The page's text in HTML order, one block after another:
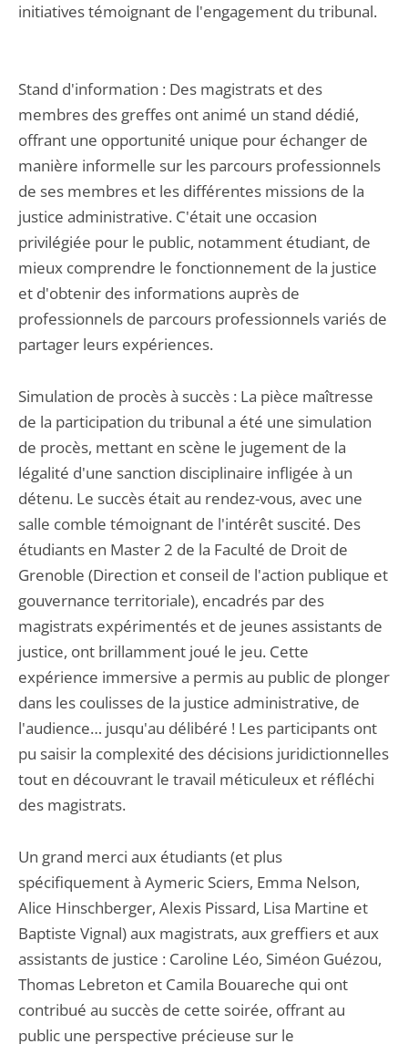
initiatives témoignant de l'engagement du tribunal.
Stand d'information : Des magistrats et des
membres des greffes ont animé un stand dédié,
offrant une opportunité unique pour échanger de
manière informelle sur les parcours professionnels
de ses membres et les différentes missions de la
justice administrative. C'était une occasion
privilégiée pour le public, notamment étudiant, de
mieux comprendre le fonctionnement de la justice
et d'obtenir des informations auprès de
professionnels de parcours professionnels variés de
partager leurs expériences.
Simulation de procès à succès : La pièce maîtresse
de la participation du tribunal a été une simulation
de procès, mettant en scène le jugement de la
légalité d'une sanction disciplinaire infligée à un
détenu. Le succès était au rendez-vous, avec une
salle comble témoignant de l'intérêt suscité. Des
étudiants en Master 2 de la Faculté de Droit de
Grenoble (Direction et conseil de l'action publique et
gouvernance territoriale), encadrés par des
magistrats expérimentés et de jeunes assistants de
justice, ont brillamment joué le jeu. Cette
expérience immersive a permis au public de plonger
dans les coulisses de la justice administrative, de
l'audience… jusqu'au délibéré ! Les participants ont
pu saisir la complexité des décisions juridictionnelles
tout en découvrant le travail méticuleux et réfléchi
des magistrats.
Un grand merci aux étudiants (et plus
spécifiquement à Aymeric Sciers, Emma Nelson,
Alice Hinschberger, Alexis Pissard, Lisa Martine et
Baptiste Vignal) aux magistrats, aux greffiers et aux
assistants de justice : Caroline Léo, Siméon Guézou,
Thomas Lebreton et Camila Bouareche qui ont
contribué au succès de cette soirée, offrant au
public une perspective précieuse sur le